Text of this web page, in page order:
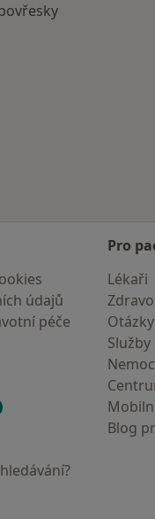
údajů
péče
Pro
Lékaři
Služby
Blog